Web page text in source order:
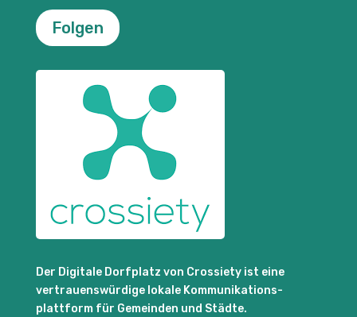
Folgen
Der Digitale Dorfplatz von Crossiety ist eine
vertrauenswürdige lokale Kommunikations-
plattform für Gemeinden und Städte.